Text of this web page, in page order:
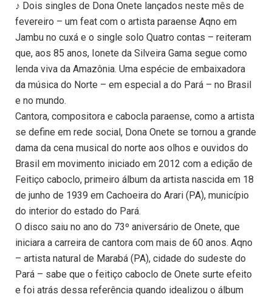
♪ Dois singles de Dona Onete lançados neste mês de
fevereiro – um feat com o artista paraense Aqno em
Jambu no cuxá e o single solo Quatro contas – reiteram
que, aos 85 anos, Ionete da Silveira Gama segue como
lenda viva da Amazônia. Uma espécie de embaixadora
da música do Norte – em especial a do Pará – no Brasil
e no mundo.
Cantora, compositora e cabocla paraense, como a artista
se define em rede social, Dona Onete se tornou a grande
dama da cena musical do norte aos olhos e ouvidos do
Brasil em movimento iniciado em 2012 com a edição de
Feitiço caboclo, primeiro álbum da artista nascida em 18
de junho de 1939 em Cachoeira do Arari (PA), município
do interior do estado do Pará.
O disco saiu no ano do 73º aniversário de Onete, que
iniciara a carreira de cantora com mais de 60 anos. Aqno
– artista natural de Marabá (PA), cidade do sudeste do
Pará – sabe que o feitiço caboclo de Onete surte efeito
e foi atrás dessa referência quando idealizou o álbum